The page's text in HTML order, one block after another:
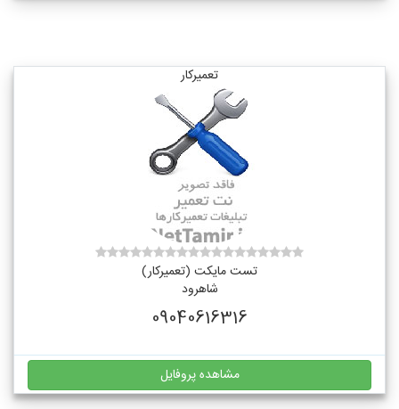
تعمیرکار
تست مایکت (تعمیرکار)
شاهرود
09040616316
مشاهده پروفایل